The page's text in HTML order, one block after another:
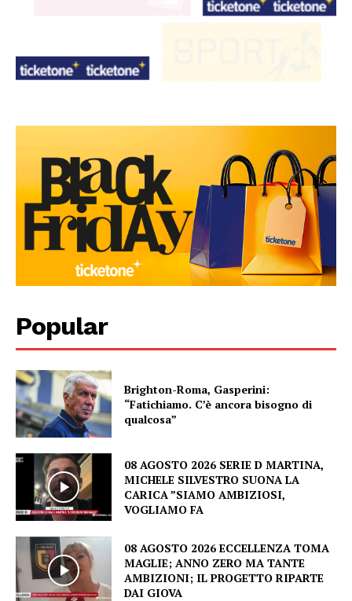
Popular
Brighton-Roma, Gasperini:
“Fatichiamo. C’è ancora bisogno di
qualcosa”
08 AGOSTO 2026 SERIE D MARTINA,
MICHELE SILVESTRO SUONA LA
CARICA ”SIAMO AMBIZIOSI,
VOGLIAMO FA
08 AGOSTO 2026 ECCELLENZA TOMA
MAGLIE; ANNO ZERO MA TANTE
AMBIZIONI; IL PROGETTO RIPARTE
DAI GIOVA